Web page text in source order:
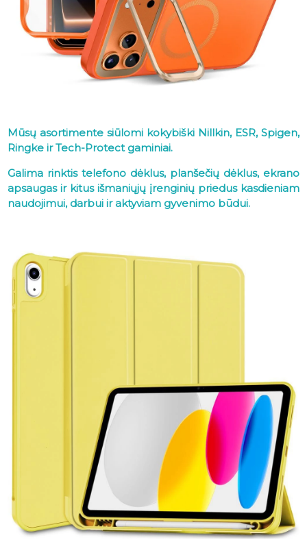
Mūsų asortimente siūlomi kokybiški Nillkin, ESR, Spigen,
Ringke ir Tech-Protect gaminiai.
Galima rinktis telefono dėklus, planšečių dėklus, ekrano
apsaugas ir kitus išmaniųjų įrenginių priedus kasdieniam
naudojimui, darbui ir aktyviam gyvenimo būdui.